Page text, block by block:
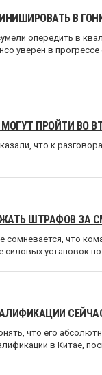
В
опередить в
уверен в прогрессе
МОГУТ ПРОЙТИ
что к
ШТРАФОВ ЗА
сомневается, что
установок по
что его
в Китае,